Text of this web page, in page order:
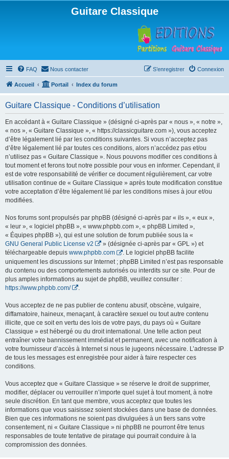
Guitare Classique
FAQ Nous contacter Connexion
S’enregistrer
Accueil Portail Index du forum
Guitare Classique - Conditions d’utilisation
En accédant à « Guitare Classique » (désigné ci-après par « nous », « notre »,
« nos », « Guitare Classique », « https://classicguitare.com »), vous acceptez
d’être légalement lié par les conditions suivantes. Si vous n’acceptez pas
d’être légalement lié par toutes ces conditions, alors n’accédez pas et/ou
n’utilisez pas « Guitare Classique ». Nous pouvons modifier ces conditions à
tout moment et ferons tout notre possible pour vous en informer. Cependant, il
est de votre responsabilité de vérifier ce document régulièrement, car votre
utilisation continue de « Guitare Classique » après toute modification constitue
votre acceptation d’être légalement lié par les conditions mises à jour et/ou
modifiées.
Nos forums sont propulsés par phpBB (désigné ci-après par « ils », « eux »,
« leur », « logiciel phpBB », « www.phpbb.com », « phpBB Limited »,
« Équipes phpBB »), qui est une solution de forum publiée sous la «
GNU General Public License v2
» (désignée ci-après par « GPL ») et
téléchargeable depuis www.phpbb.com
. Le logiciel phpBB facilite
uniquement les discussions sur Internet ; phpBB Limited n’est pas responsable
du contenu ou des comportements autorisés ou interdits sur ce site. Pour de
plus amples informations au sujet de phpBB, veuillez consulter :
https://www.phpbb.com/
Vous acceptez de ne pas publier de contenu abusif, obscène, vulgaire,
diffamatoire, haineux, menaçant, à caractère sexuel ou tout autre contenu
illicite, que ce soit en vertu des lois de votre pays, du pays où « Guitare
Classique » est hébergé ou du droit international. Une telle action peut
entraîner votre bannissement immédiat et permanent, avec une notification à
votre fournisseur d’accès à Internet si nous le jugeons nécessaire. L’adresse IP
de tous les messages est enregistrée pour aider à faire respecter ces
conditions.
Vous acceptez que « Guitare Classique » se réserve le droit de supprimer,
modifier, déplacer ou verrouiller n’importe quel sujet à tout moment, à notre
seule discrétion. En tant que membre, vous acceptez que toutes les
informations que vous saisissez soient stockées dans une base de données.
Bien que ces informations ne soient pas divulguées à un tiers sans votre
consentement, ni « Guitare Classique » ni phpBB ne pourront être tenus
responsables de toute tentative de piratage qui pourrait conduire à la
compromission des données.